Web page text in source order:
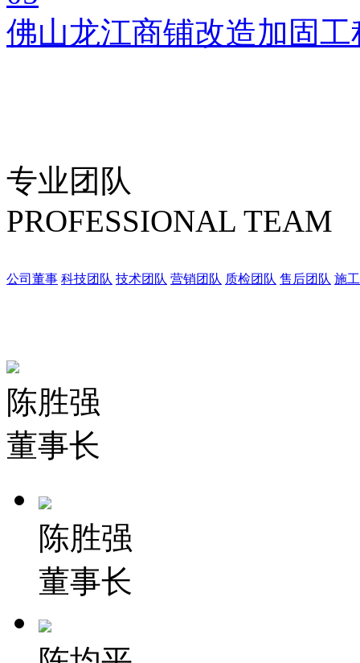
佛山龙江商铺改造加固工
专业团队
PROFESSIONAL TEAM
公司董事 科技团队 技术团队 营销团队 质检团队 售后团队 施
陈胜强
董事长
陈胜强
董事长